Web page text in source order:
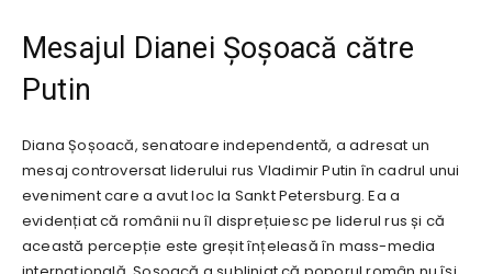
Mesajul Dianei Șoșoacă către
Putin
Diana Șoșoacă, senatoare independentă, a adresat un
mesaj controversat liderului rus Vladimir Putin în cadrul unui
eveniment care a avut loc la Sankt Petersburg. Ea a
evidențiat că românii nu îl disprețuiesc pe liderul rus și că
această percepție este greșit înțeleasă în mass-media